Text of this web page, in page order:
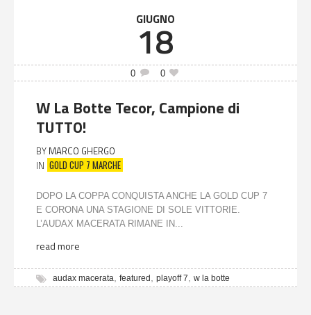
GIUGNO
18
0 0
W La Botte Tecor, Campione di
TUTTO!
BY MARCO GHERGO
IN GOLD CUP 7 MARCHE
DOPO LA COPPA CONQUISTA ANCHE LA GOLD CUP 7
E CORONA UNA STAGIONE DI SOLE VITTORIE.
L’AUDAX MACERATA RIMANE IN...
read more
audax macerata, featured , playoff 7, w la botte